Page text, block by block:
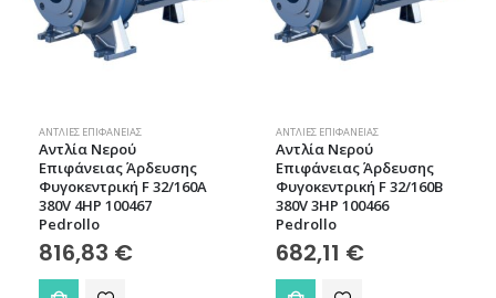
ΑΝΤΛΊΕΣ ΕΠΙΦΆΝΕΙΑΣ
Aντλία Νερού
Επιφάνειας Άρδευσης
Φυγοκεντρική F 32/160A
380V 4HP 100467
Pedrollo
816,83 €
ΑΝΤΛΊΕΣ ΕΠΙΦΆΝΕΙΑΣ
Aντλία Νερού
Επιφάνειας Άρδευσης
Φυγοκεντρική F 32/160B
380V 3HP 100466
Pedrollo
682,11 €